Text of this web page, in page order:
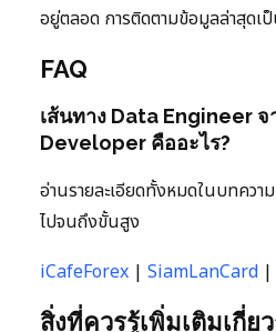
อยู่ตลอด การติดตามข้อมูลล่าสุดเ
FAQ
เส้นทาง Data Engineer
Developer คืออะไร?
อ่านรายละเอียดทั้งหมดในบทคว
ไปจนถึงขั้นสูง
iCafeForex | SiamLanCard |
สิ่งที่ควรรู้เพิ่มเติมเกี่ย